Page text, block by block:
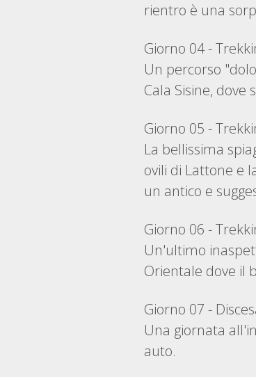
rientro è una
Giorno 04 -
Un percorso
Cala Sisine,
Giorno 05 -
La bellissima
ovili di Lattone e
un antico e
Giorno 06 -
Un'ultimo
Orientale dove il
Giorno 07 -
Una giornata
auto.